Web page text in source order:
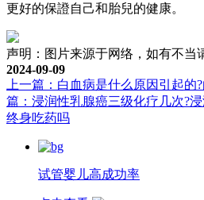
更好的保證自己和胎兒的健康。
声明：图片来源于网络，如有不当
2024-09-09
上一篇：白血病是什么原因引起的
篇：浸润性乳腺癌三级化疗几次?
终身吃药吗
试管婴儿高成功率